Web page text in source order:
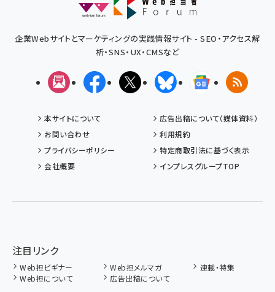
企業Webサイトとマーケティングの実践情報サイト - SEO・アクセス解
析・SNS・UX・CMSなど
メルマガFacebookX(エックス)BlueskyGoogleニュ
RSS
本サイトについて
広告出稿について（媒体資料）
お問い合わせ
利用規約
プライバシーポリシー
特定商取引法に基づく表示
会社概要
インプレスグループTOP
注目リンク
Web担ビギナー Web担メルマガ
連載・特集
Web担について
広告出稿について